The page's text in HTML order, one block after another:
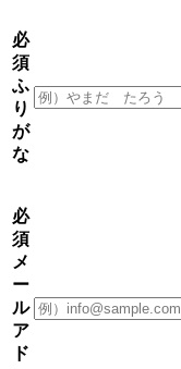
必
須
ふ
り
が
な
必
須
メ
ー
ル
ア
ド